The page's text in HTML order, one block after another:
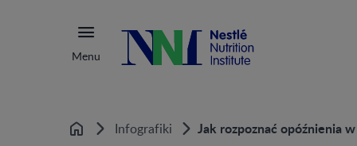
Menu
Home Infografiki Jak rozpoznać opóźnienia